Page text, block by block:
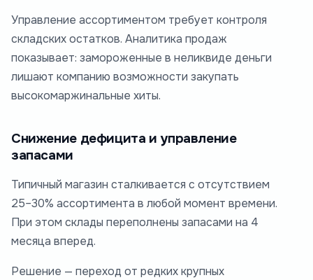
Управление ассортиментом требует контроля
складских остатков. Аналитика продаж
показывает: замороженные в неликвиде деньги
лишают компанию возможности закупать
высокомаржинальные хиты.
Снижение дефицита и управление
запасами
Типичный магазин сталкивается с отсутствием
25–30% ассортимента в любой момент времени.
При этом склады переполнены запасами на 4
месяца вперед.
Решение — переход от редких крупных